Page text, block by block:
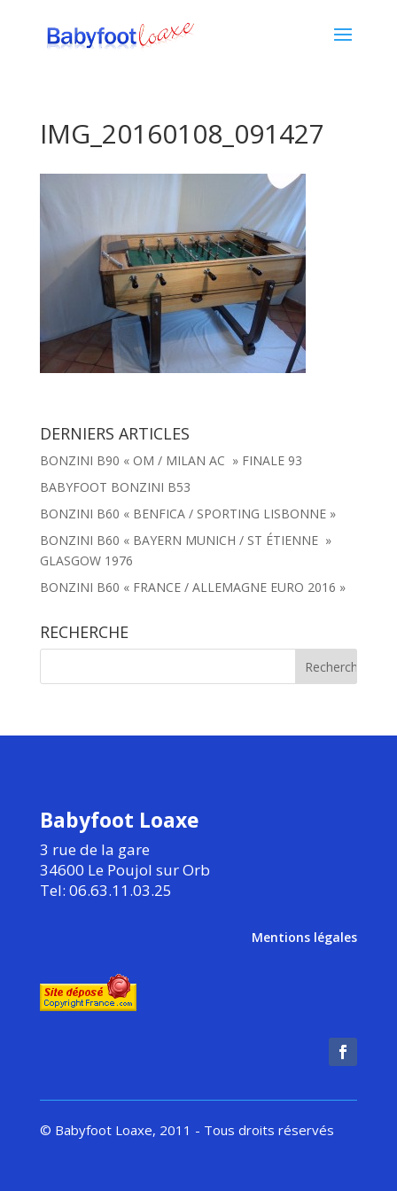
IMG_20160108_091427
DERNIERS ARTICLES
BONZINI B90 « OM / MILAN AC » FINALE 93
BABYFOOT BONZINI B53
BONZINI B60 « BENFICA / SPORTING LISBONNE »
BONZINI B60 « BAYERN MUNICH / ST ÉTIENNE »
GLASGOW 1976
BONZINI B60 « FRANCE / ALLEMAGNE EURO 2016 »
RECHERCHE
Babyfoot Loaxe
3 rue de la gare
34600 Le Poujol sur Orb
Tel: 06.63.11.03.25
Mentions légales
© Babyfoot Loaxe, 2011 - Tous droits réservés